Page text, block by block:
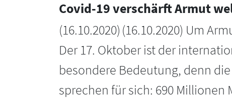
Covid-19 verschärft Armut
(16.10.2020) (16.10.2020) Um
Der 17. Oktober ist der
besondere Bedeutung, denn
sprechen für sich: 690